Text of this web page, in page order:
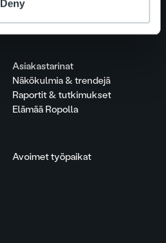
DenyLisäpalvelut
Tuote- ja palvelupäivitykset
Asiakastarinat
Näkökulmia & trendejä
Raportit & tutkimukset
Elämää Ropolla
Avoimet työpaikat